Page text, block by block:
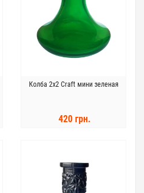
Колба 2x2 Craft мини зеленая
420 грн.